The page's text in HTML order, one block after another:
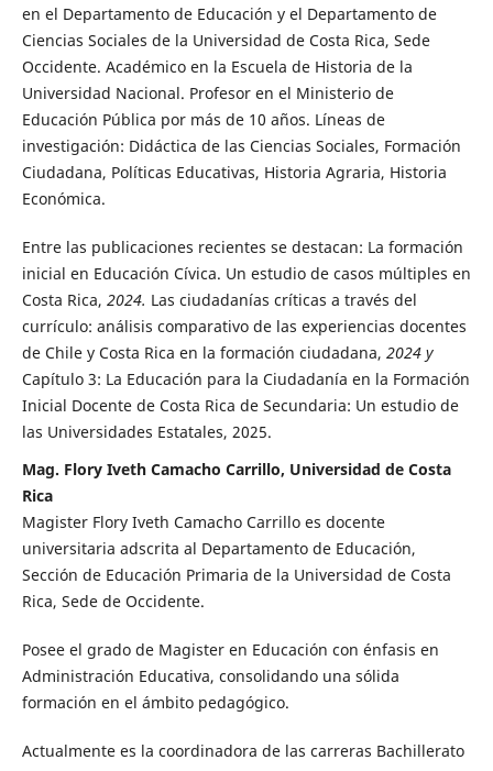
en el Departamento de Educación y el Departamento de
Ciencias Sociales de la Universidad de Costa Rica, Sede
Occidente. Académico en la Escuela de Historia de la
Universidad Nacional. Profesor en el Ministerio de
Educación Pública por más de 10 años. Líneas de
investigación: Didáctica de las Ciencias Sociales, Formación
Ciudadana, Políticas Educativas, Historia Agraria, Historia
Económica.
Entre las publicaciones recientes se destacan: La formación
inicial en Educación Cívica. Un estudio de casos múltiples en
Costa Rica, 2024. Las ciudadanías críticas a través del
currículo: análisis comparativo de las experiencias docentes
de Chile y Costa Rica en la formación ciudadana, 2024 y
Capítulo 3: La Educación para la Ciudadanía en la Formación
Inicial Docente de Costa Rica de Secundaria: Un estudio de
las Universidades Estatales, 2025.
Mag. Flory Iveth Camacho Carrillo, Universidad de Costa
Rica
Magister Flory Iveth Camacho Carrillo es docente
universitaria adscrita al Departamento de Educación,
Sección de Educación Primaria de la Universidad de Costa
Rica, Sede de Occidente.
Posee el grado de Magister en Educación con énfasis en
Administración Educativa, consolidando una sólida
formación en el ámbito pedagógico.
Actualmente es la coordinadora de las carreras Bachillerato